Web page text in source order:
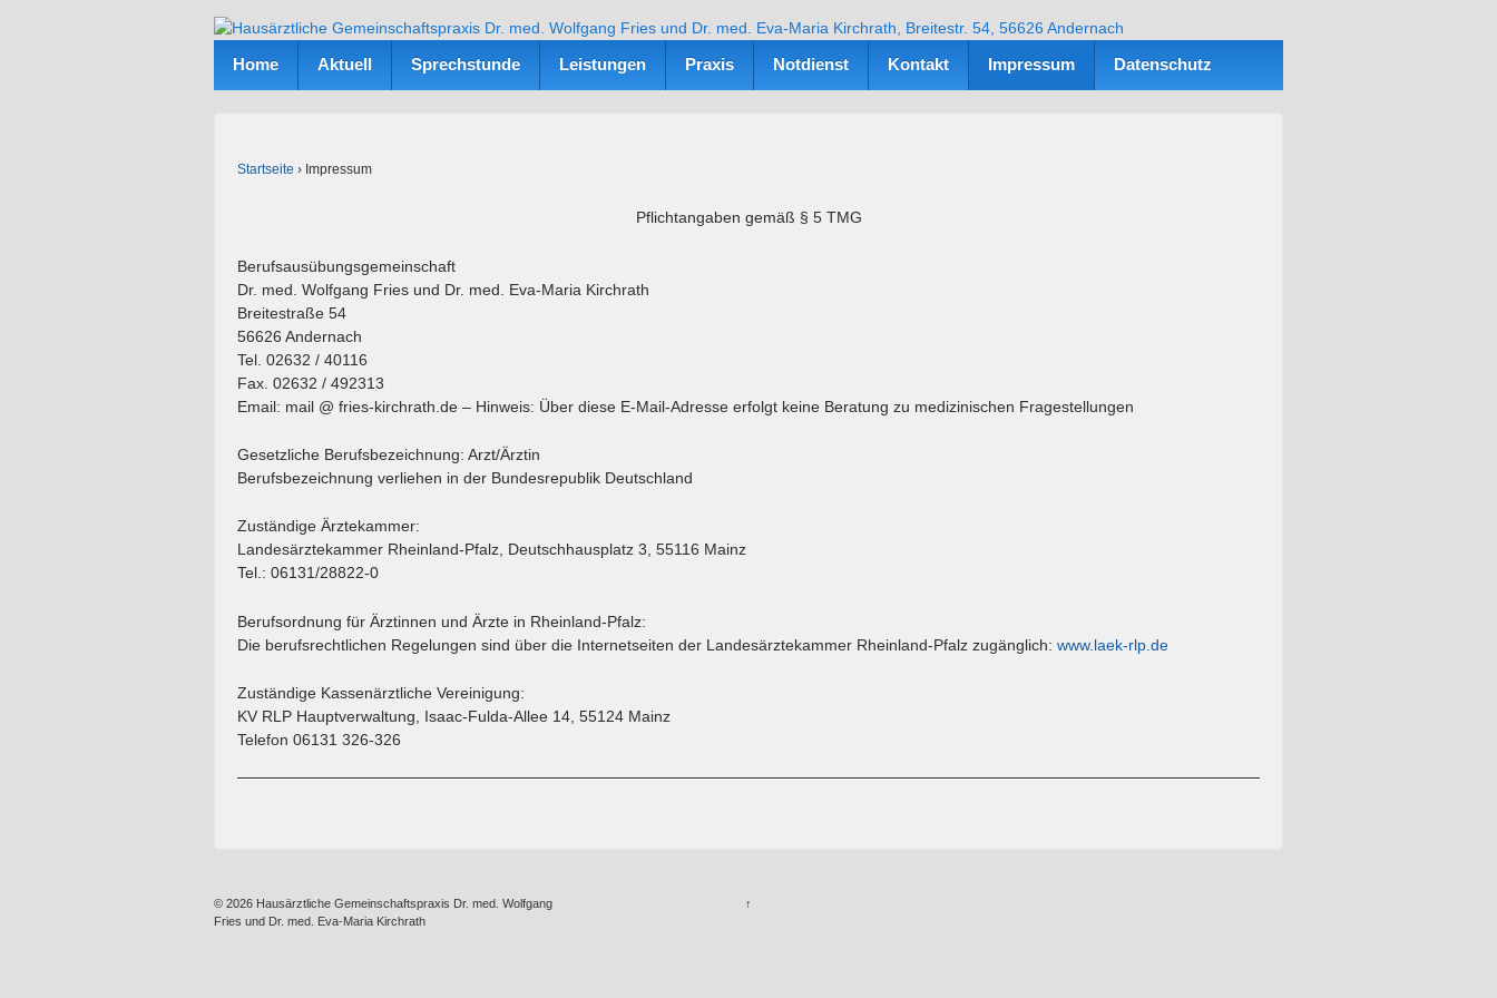
Home Aktuell Sprechstunde Leistungen Praxis Notdienst Kontakt Impressum Datenschutz
Startseite › Impressum
Pflichtangaben gemäß § 5 TMG
Berufsausübungsgemeinschaft
Dr. med. Wolfgang Fries und Dr. med. Eva-Maria Kirchrath
Breitestraße 54
56626 Andernach
Tel. 02632 / 40116
Fax. 02632 / 492313
Email: mail @ fries-kirchrath.de – Hinweis: Über diese E-Mail-Adresse erfolgt keine Beratung zu medizinischen Fragestellungen
Gesetzliche Berufsbezeichnung: Arzt/Ärztin
Berufsbezeichnung verliehen in der Bundesrepublik Deutschland
Zuständige Ärztekammer:
Landesärztekammer Rheinland-Pfalz, Deutschhausplatz 3, 55116 Mainz
Tel.: 06131/28822-0
Berufsordnung für Ärztinnen und Ärzte in Rheinland-Pfalz:
Die berufsrechtlichen Regelungen sind über die Internetseiten der Landesärztekammer Rheinland-Pfalz zugänglich: www.laek-rlp.de
Zuständige Kassenärztliche Vereinigung:
KV RLP Hauptverwaltung, Isaac-Fulda-Allee 14, 55124 Mainz
Telefon 06131 326-326
© 2026 Hausärztliche Gemeinschaftspraxis Dr. med. Wolfgang
Fries und Dr. med. Eva-Maria Kirchrath
↑